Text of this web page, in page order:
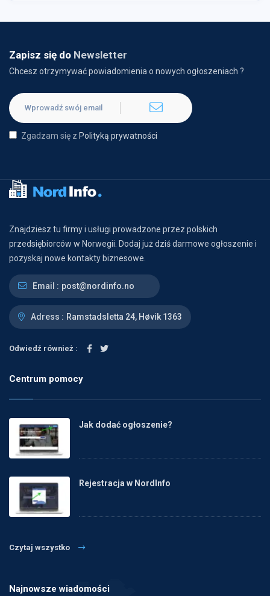
Zapisz się do Newsletter
Chcesz otrzymywać powiadomienia o nowych ogłoszeniach ?
Zgadzam się z Polityką prywatności
Znajdziesz tu firmy i usługi prowadzone przez polskich
przedsiębiorców w Norwegii. Dodaj już dziś darmowe ogłoszenie i
pozyskaj nowe kontakty biznesowe.
Email : post@nordinfo.no
Adress : Ramstadsletta 24, Høvik 1363
Odwiedź również :
Centrum pomocy
Jak dodać ogłoszenie?
Rejestracja w NordInfo
Czytaj wszystko
Najnowsze wiadomości